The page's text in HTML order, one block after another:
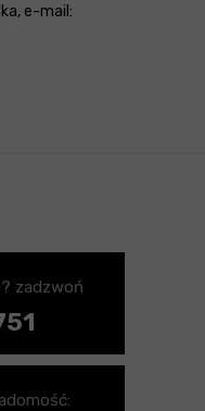
e-mail:
zadzwoń